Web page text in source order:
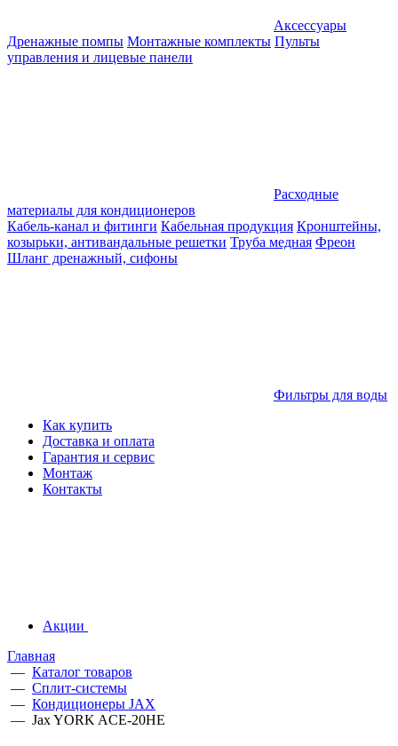
Аксессуары
Дренажные помпы Монтажные комплекты Пульты
управления и лицевые панели
Расходные
материалы для кондиционеров
Кабель-канал и фитинги Кабельная продукция Кронштейны,
козырьки, антивандальные решетки Труба медная Фреон
Шланг дренажный, сифоны
Фильтры для воды
Как купить
Доставка и оплата
Гарантия и сервис
Монтаж
Контакты
Акции
Главная
— Каталог товаров
— Сплит-системы
— Кондиционеры JAX
— Jax YORK ACE-20HE